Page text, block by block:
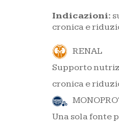
Indicazioni:
cronica e
RENAL
Supporto
cronica e
Una sola fonte